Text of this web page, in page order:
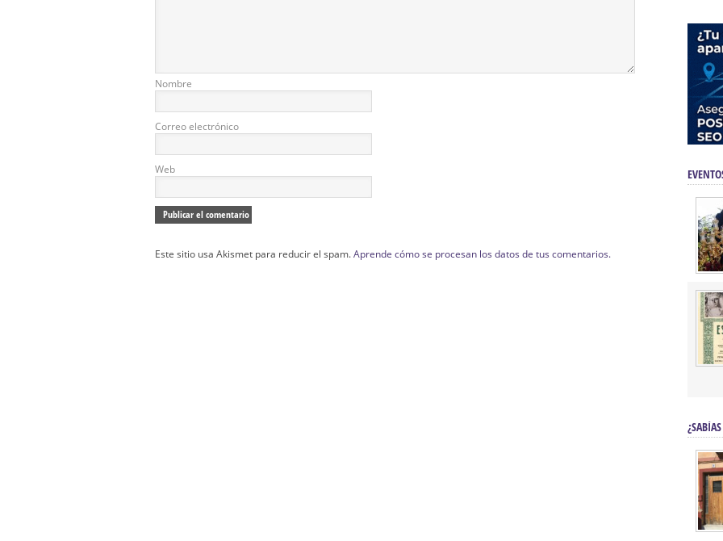
Nombre
Correo electrónico
Web
Este sitio usa Akismet para reducir el spam.Aprende cómo se procesan los datos de tus comentarios.